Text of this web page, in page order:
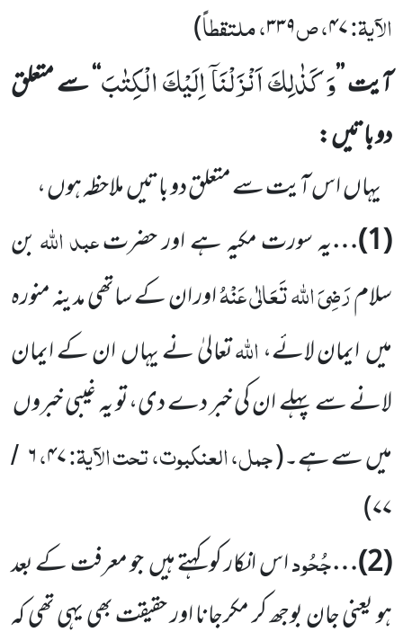
الآیۃ:۴۷، ص۳۳۹، ملتقطاً)
آیت’’وَ كَذٰلِكَ اَنْزَلْنَاۤ اِلَیْكَ الْكِتٰبَ‘‘سے متعلق
دو باتیں :
یہاںاس آیت سے متعلق دو باتیںملاحظہ ہوں ،
(
1
)…یہ سورت مکیہ ہے اور حضرتعبد اللہبن
سلامرَضِیَ اللہ تَعَالٰی عَنْہُاور ان کے ساتھی مدینہ منورہ
میںایمان لائے،اللہتعالیٰ نے یہاںان کے ایمان
لانے سے پہلے ان کی خبر دے دی،تو یہ غیبی خبروں
میںسے ہے۔(جمل، العنکبوت، تحت الآیۃ:۴۷،۶ /
۷۷)
(
2
)…جُحُوداس انکار کو کہتے ہیںجو معرفت کے بعد
ہو یعنی جان بوجھ کر مکرجانا اور حقیقت بھی یہی تھی کہ